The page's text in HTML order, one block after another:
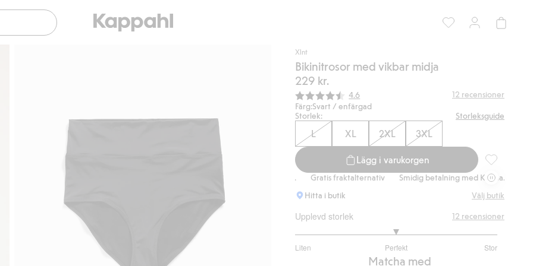
Xlnt
Bikinitrosor med vikbar midja
229 kr.
Snittbetyg:
4.6 12 recensioner
Färg:Svart / enfärgad
Storlek:
Storleksguide
L XL 2XL 3XL
Lägg i varukorgen
Bikinitrosor
Smidig betalning med Klarna. Gratis fraktalternativ Smidig betalning med Klarna.
Gratis
Hitta i butik
Välj butik
Upplevd storlek
Liten Perfekt Stor
utav
12 recensioner
Matcha med